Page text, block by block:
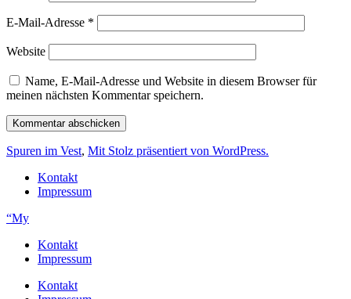
E-Mail-Adresse *
Website
Name, E-Mail-Adresse und Website in diesem Browser für
meinen nächsten Kommentar speichern.
Spuren im Vest, Mit Stolz präsentiert von WordPress.
Kontakt
Impressum
“My
Kontakt
Impressum
Kontakt